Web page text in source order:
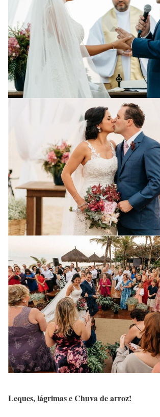
Leques, lágrimas e Chuva de arroz!